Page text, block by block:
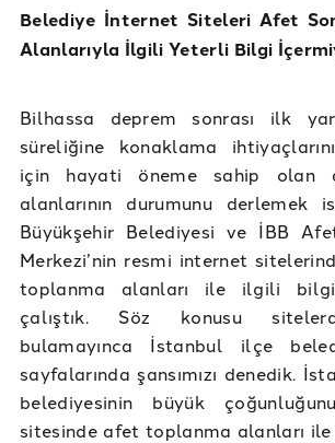
Belediye İnternet Siteleri Afet
Alanlarıyla İlgili Yeterli Bilgi
Bilhassa deprem sonrası ilk
süreliğine konaklama
için hayati öneme sahip olan
alanlarının durumunu derlemek
Büyükşehir Belediyesi ve İBB
Merkezi’nin resmi internet
toplanma alanları ile ilgili
çalıştık. Söz konusu
bulamayınca İstanbul ilçe
sayfalarında şansımızı denedik.
belediyesinin büyük
sitesinde afet toplanma alanları